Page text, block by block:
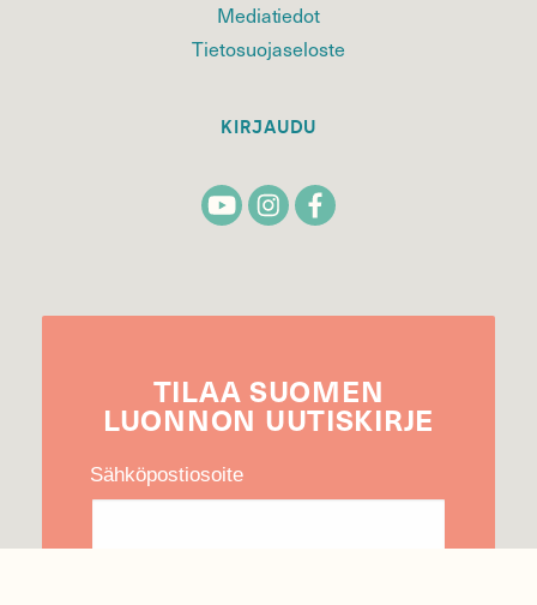
Mediatiedot
Tietosuojaseloste
KIRJAUDU
TILAA SUOMEN
LUONNON UUTIS­KIRJE
Sähköpostiosoite